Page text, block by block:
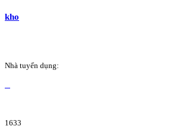
kho
Nhà tuyển dụng:
1633